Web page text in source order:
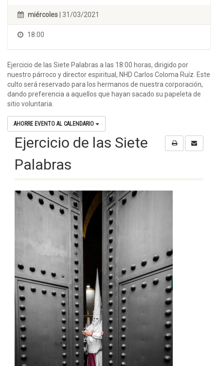
miércoles | 31/03/2021
18:00
Ejercicio de las Siete Palabras a las 18:00 horas, dirigido por
nuestro párroco y director espiritual, NHD Carlos Coloma Ruíz. Este
culto será reservado para los hermanos de nuestra corporación,
dando preferencia a aquellos que hayan sacado su papeleta de
sitio voluntaria.
AHORRE EVENTO AL CALENDARIO
Ejercicio de las Siete
Palabras